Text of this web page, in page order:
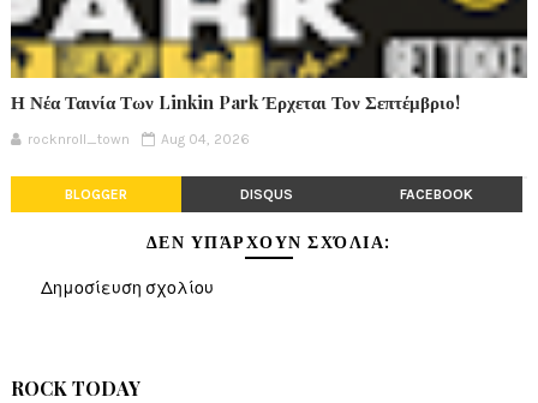
Η Νέα Ταινία Των Linkin Park Έρχεται Τον Σεπτέμβριο!
rocknroll_town Aug 04, 2026
BLOGGER DISQUS FACEBOOK
ΔΕΝ ΥΠΆΡΧΟΥΝ ΣΧΌΛΙΑ:
Δημοσίευση σχολίου
ROCK TODAY